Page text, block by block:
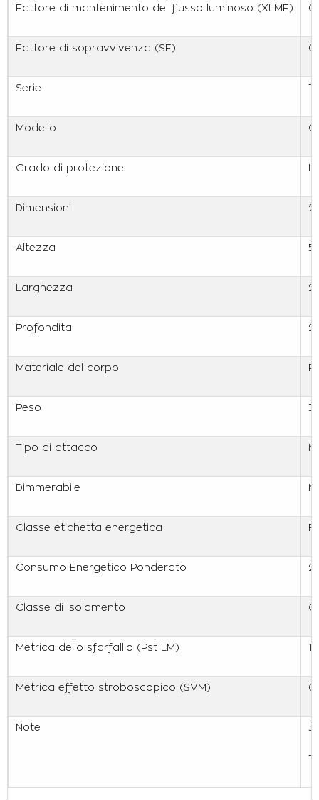
Fattore di mantenimento del flusso luminoso (XLMF)
Fattore di sopravvivenza (SF)
Serie
Modello
Grado di protezione
Dimensioni
Altezza
Larghezza
Profondita
Materiale del corpo
Peso
Tipo di attacco
Dimmerabile
Classe etichetta energetica F
Consumo Energetico Ponderato
Classe di Isolamento
Metrica dello sfarfallio (Pst LM) 1
Metrica effetto stroboscopico (SVM)
Note 3